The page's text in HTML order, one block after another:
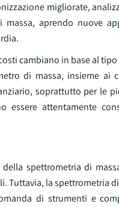
migliorate,
aprendo nuove
cambiano in base al
di massa, insieme ai
soprattutto per le
attentamente
spettrometria di
la spettrometria
di strumenti e